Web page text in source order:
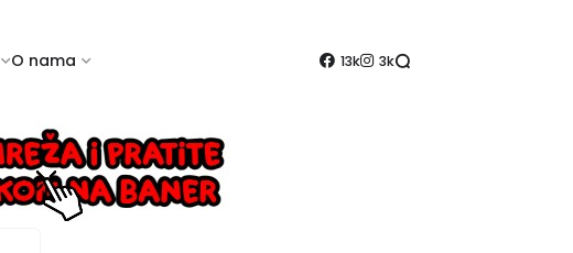
O nama 13k 3k